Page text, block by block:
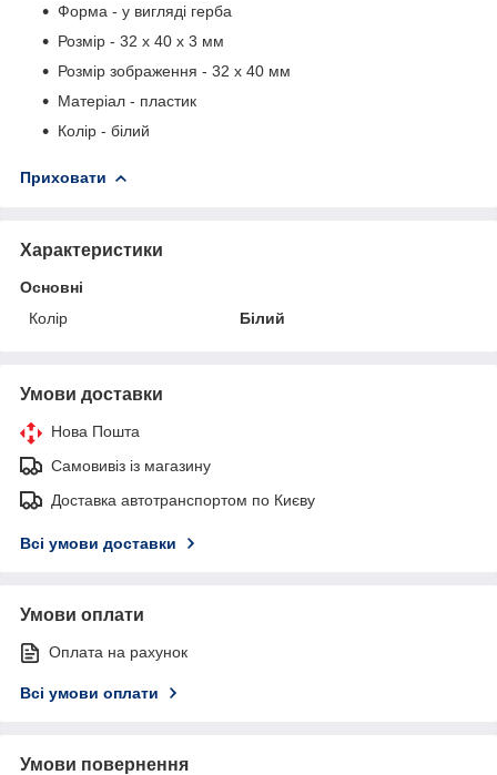
Форма - у вигляді герба
Розмір - 32 x 40 х 3 мм
Розмір зображення - 32 х 40 мм
Матеріал - пластик
Колір - білий
Приховати
Характеристики
Основні
Колір
Білий
Умови доставки
Нова Пошта
Самовивіз із магазину
Доставка автотранспортом по Києву
Всі умови доставки
Умови оплати
Оплата на рахунок
Всі умови оплати
Умови повернення